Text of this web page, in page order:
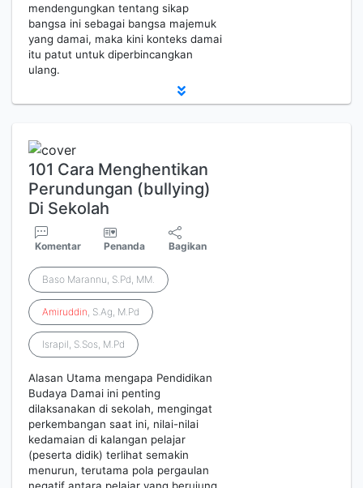
mendengungkan tentang sikap
bangsa ini sebagai bangsa majemuk
yang damai, maka kini konteks damai
itu patut untuk diperbincangkan
ulang.
101 Cara Menghentikan
Perundungan (bullying)
Di Sekolah
Komentar Penanda Bagikan
Baso Marannu, S.Pd, MM.
Amiruddin, S.Ag, M.Pd
Israpil, S.Sos, M.Pd
Alasan Utama mengapa Pendidikan
Budaya Damai ini penting
dilaksanakan di sekolah, mengingat
perkembangan saat ini, nilai-nilai
kedamaian di kalangan pelajar
(peserta didik) terlihat semakin
menurun, terutama pola pergaulan